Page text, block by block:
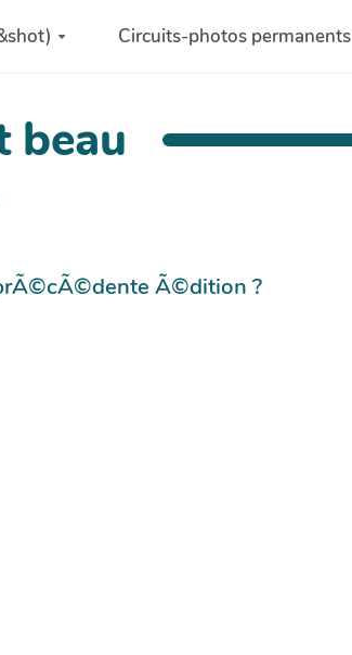
Circuits-photos permanents
beau
Ã©dition ?